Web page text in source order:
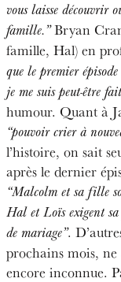
vous laisse découvrir
famille.”Bryan
famille, Hal) en
que le premier
je me suis peut-être
humour. Quant à
“pouvoir crier à
l’histoire, on sait
après le dernier
“Malcolm et sa fille
Hal et Loïs exigent
de mariage”.
prochains mois,
encore inconnue.